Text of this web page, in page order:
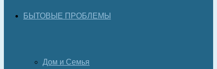
БЫТОВЫЕ ПРОБЛЕМЫ
Дом и Семья